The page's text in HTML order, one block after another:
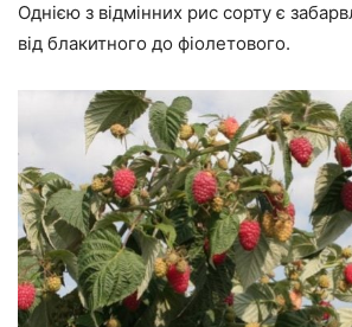
Однією з відмінних рис сорту є
від блакитного до фіолетового.